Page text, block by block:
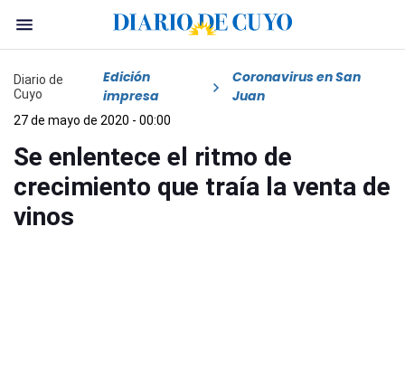
Diario de
Cuyo
Edición
impresa
Coronavirus en San
Juan
27 de mayo de 2020 - 00:00
Se enlentece el ritmo de
crecimiento que traía la venta de
vinos